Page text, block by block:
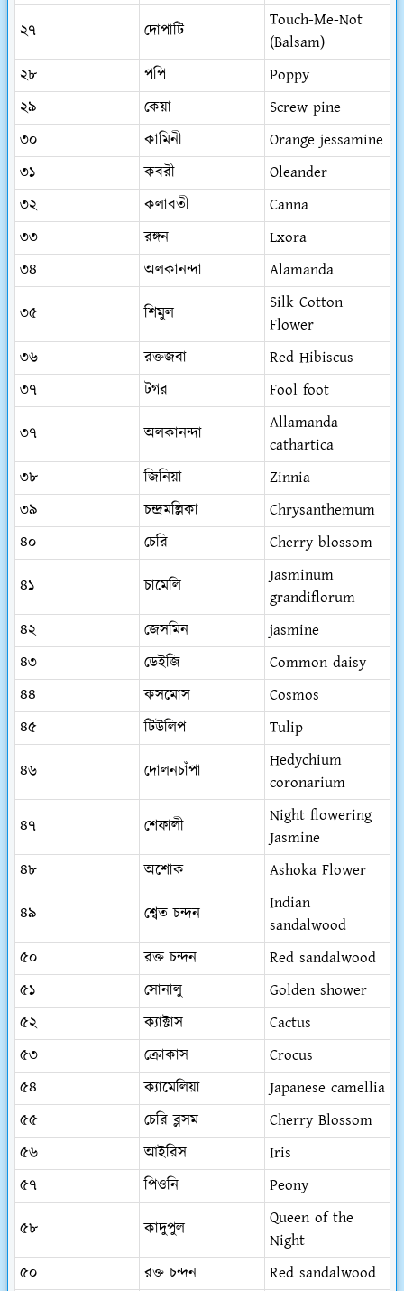
২৭ দোপাটি
Touch-Me-Not
(Balsam)
২৮
পপি
Poppy
২৯
কেয়া
Screw pine
৩০
কামিনী
Orange jessamine
৩১
কবরী
Oleander
৩২
কলাবতী
Canna
৩৩
রঙ্গন
Lxora
৩৪
অলকানন্দা
Alamanda
৩৫
শিমুল
Silk Cotton
Flower
৩৬
রক্তজবা
Red Hibiscus
৩৭
টগর
Fool foot
৩৭
অলকানন্দা
Allamanda
cathartica
৩৮
জিনিয়া
Zinnia
৩৯
চন্দ্রমল্লিকা
Chrysanthemum
৪০
চেরি
Cherry blossom
৪১
চামেলি
Jasminum
grandiflorum
৪২
জেসমিন
jasmine
৪৩
ডেইজি
Common daisy
৪৪
কসমোস
Cosmos
৪৫
টিউলিপ
Tulip
৪৬
দোলনচাঁপা
Hedychium
coronarium
৪৭
শেফালী
Night flowering
Jasmine
৪৮
অশোক
Ashoka Flower
৪৯
শ্বেত চন্দন
Indian
sandalwood
৫০
রক্ত চন্দন
Red sandalwood
৫১
সোনালু
Golden shower
৫২
ক্যাক্টাস
Cactus
৫৩
ক্রোকাস
Crocus
৫৪
ক্যামেলিয়া
Japanese camellia
৫৫
চেরি ব্লসম
Cherry Blossom
৫৬
আইরিস
Iris
৫৭
পিওনি
Peony
৫৮
কাদুপুল
Queen of the
Night
৫০
রক্ত চন্দন
Red sandalwood